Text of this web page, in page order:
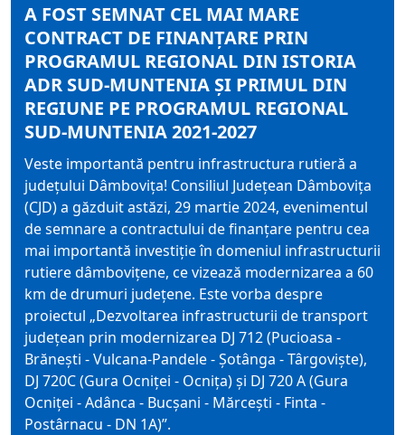
A FOST SEMNAT CEL MAI MARE
CONTRACT DE FINANȚARE PRIN
PROGRAMUL REGIONAL DIN ISTORIA
ADR SUD-MUNTENIA ȘI PRIMUL DIN
REGIUNE PE PROGRAMUL REGIONAL
SUD-MUNTENIA 2021-2027
Veste importantă pentru infrastructura rutieră a
județului Dâmbovița! Consiliul Județean Dâmbovița
(CJD) a găzduit astăzi, 29 martie 2024, evenimentul
de semnare a contractului de finanțare pentru cea
mai importantă investiție în domeniul infrastructurii
rutiere dâmbovițene, ce vizează modernizarea a 60
km de drumuri județene. Este vorba despre
proiectul „Dezvoltarea infrastructurii de transport
județean prin modernizarea DJ 712 (Pucioasa -
Brănești - Vulcana-Pandele - Șotânga - Târgoviște),
DJ 720C (Gura Ocniței - Ocnița) și DJ 720 A (Gura
Ocniței - Adânca - Bucșani - Mărcești - Finta -
Postârnacu - DN 1A)”.